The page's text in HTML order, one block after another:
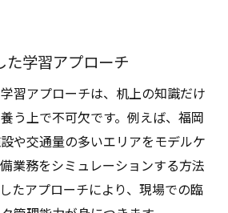
た学習アプローチ
習アプローチは、机上の知識だけ
う上で不可欠です。例えば、福岡
や交通量の多いエリアをモデルケ
業務をシミュレーションする方法
たアプローチにより、現場での臨